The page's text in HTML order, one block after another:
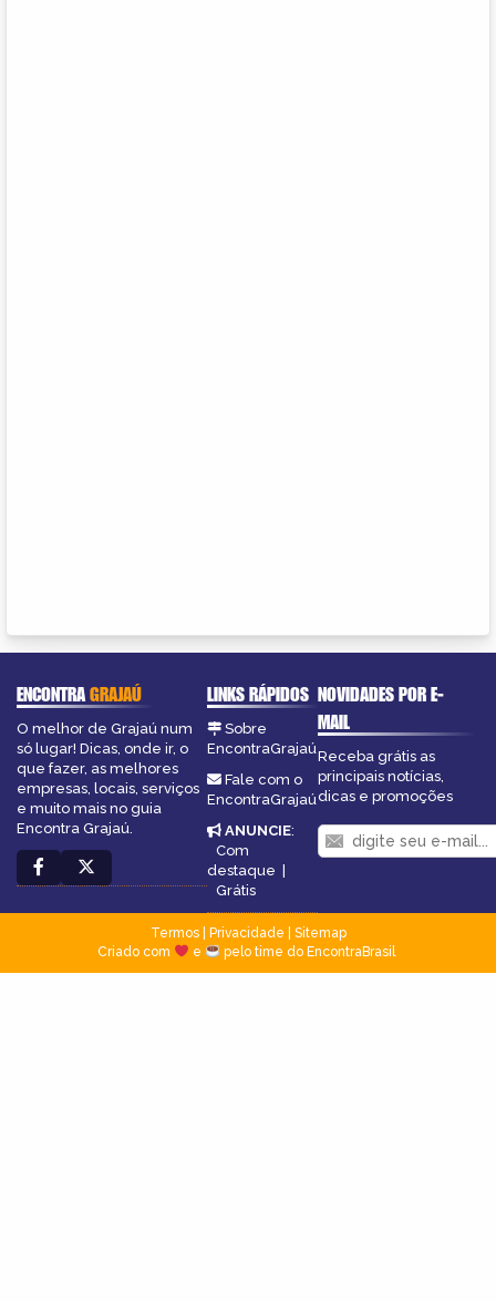
ENCONTRAGRAJAÚ
O melhor de Grajaú num
só lugar! Dicas, onde ir, o
que fazer, as melhores
empresas, locais, serviços
e muito mais no guia
Encontra Grajaú.
LINKS RÁPIDOS
Sobre
EncontraGrajaú
Fale com o
EncontraGrajaú
ANUNCIE:
Com
destaque |
Grátis
NOVIDADES POR E-
MAIL
Receba grátis as
principais notícias,
dicas e promoções
Termos| Privacidade
Sitemap
Criado com
e pelo time do EncontraBrasil